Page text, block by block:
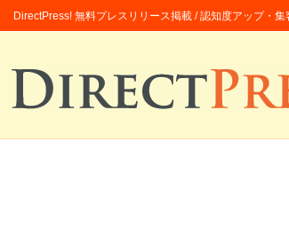
DirectPress! 無料プレスリリース掲載 / 認知度アップ・